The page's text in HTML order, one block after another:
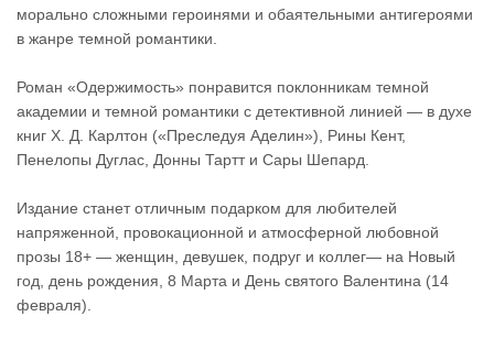
морально сложными героинями и обаятельными антигероями
в жанре темной романтики.
Роман «Одержимость» понравится поклонникам темной
академии и темной романтики с детективной линией — в духе
книг Х. Д. Карлтон («Преследуя Аделин»), Рины Кент,
Пенелопы Дуглас, Донны Тартт и Сары Шепард.
Издание станет отличным подарком для любителей
напряженной, провокационной и атмосферной любовной
прозы 18+ — женщин, девушек, подруг и коллег— на Новый
год, день рождения, 8 Марта и День святого Валентина (14
февраля).